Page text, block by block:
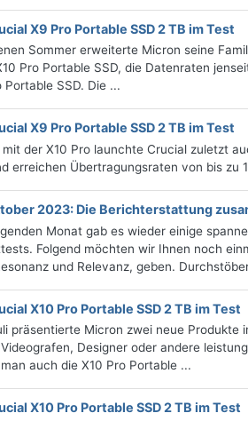
X9 Pro Portable SSD 2 TB im Test
Sommer erweiterte Micron seine
Pro Portable SSD, die Datenraten
Portable SSD. Die ...
X9 Pro Portable SSD 2 TB im Test
mit der X10 Pro launchte Crucial zuletzt
erreichen Übertragungsraten von bis zu
2023: Die Bericht­erstattung
Monat gab es wieder einige
Folgend möchten wir Ihnen noch
und Relevanz, geben.
X10 Pro Portable SSD 2 TB im Test
präsentierte Micron zwei neue
Designer oder andere
auch die X10 Pro Portable ...
X10 Pro Portable SSD 2 TB im Test